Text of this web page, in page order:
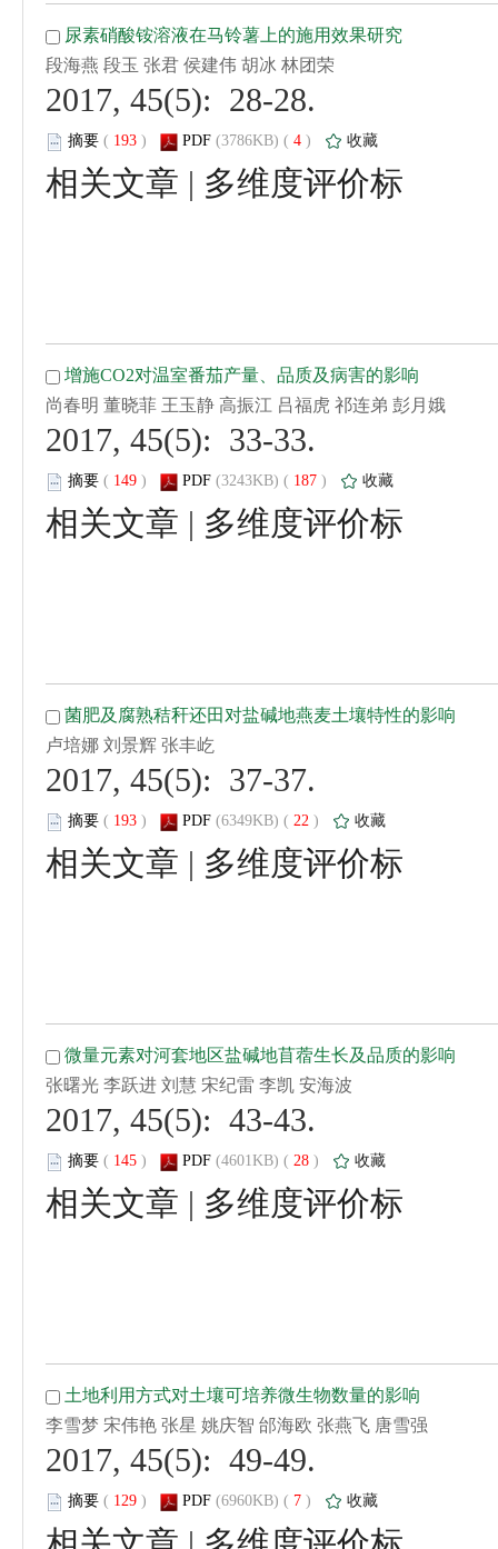
2017, 45(5): 28-28.
( ) 4 )
|
2017, 45(5): 33-33.
( ) 187 )
|
2017, 45(5): 37-37.
( ) 22 )
|
2017, 45(5): 43-43.
( ) 28 )
|
2017, 45(5): 49-49.
( ) 7 )